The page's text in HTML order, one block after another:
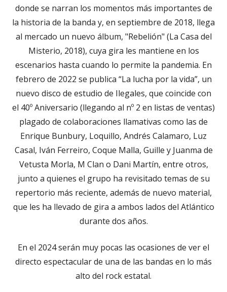
donde se narran los momentos más importantes de
la historia de la banda y, en septiembre de 2018, llega
al mercado un nuevo álbum, "Rebelión" (La Casa del
Misterio, 2018), cuya gira les mantiene en los
escenarios hasta cuando lo permite la pandemia. En
febrero de 2022 se publica “La lucha por la vida”, un
nuevo disco de estudio de Ilegales, que coincide con
el 40º Aniversario (llegando al nº 2 en listas de ventas)
plagado de colaboraciones llamativas como las de
Enrique Bunbury, Loquillo, Andrés Calamaro, Luz
Casal, Iván Ferreiro, Coque Malla, Guille y Juanma de
Vetusta Morla, M Clan o Dani Martín, entre otros,
junto a quienes el grupo ha revisitado temas de su
repertorio más reciente, además de nuevo material,
que les ha llevado de gira a ambos lados del Atlántico
durante dos años.
En el 2024 serán muy pocas las ocasiones de ver el
directo espectacular de una de las bandas en lo más
alto del rock estatal.